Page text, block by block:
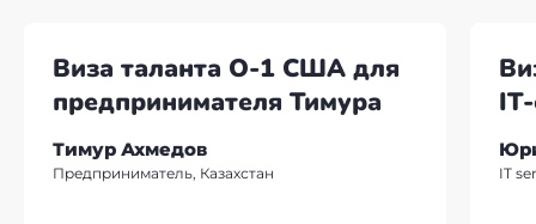
Виза таланта О-1 США для
предпринимателя Тимура
Тимур Ахмедов
Предприниматель, Казахстан IT